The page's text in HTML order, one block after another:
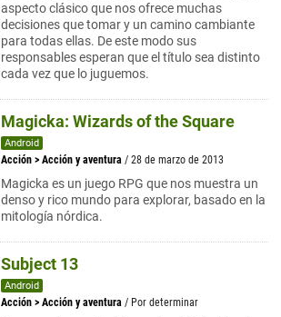
aspecto clásico que nos ofrece muchas
decisiones que tomar y un camino cambiante
para todas ellas. De este modo sus
responsables esperan que el título sea distinto
cada vez que lo juguemos.
Magicka: Wizards of the Square
Android
Acción > Acción y aventura / 28 de marzo de 2013
Magicka es un juego RPG que nos muestra un
denso y rico mundo para explorar, basado en la
mitología nórdica.
Subject 13
Android
Acción > Acción y aventura / Por determinar